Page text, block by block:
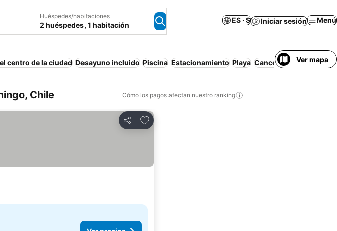
Huéspedes/habitaciones
2 huéspedes, 1 habitación
ES · $ Iniciar sesión Menú
centro de la ciudad Desayuno incluido Piscina Estacionamiento Playa Cancelación gratuita
Ver mapa
Chile Cómo los pagos afectan nuestro ranking
Compartir
Agregar a favoritos